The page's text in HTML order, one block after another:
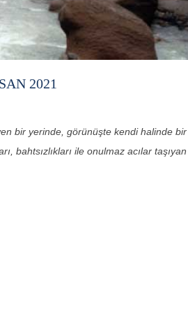
2021
bir yerinde, görünüşte kendi halinde bir
bahtsızlıkları ile onulmaz acılar